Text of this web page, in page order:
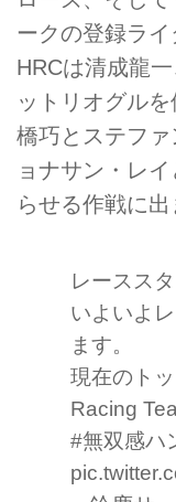
ークの登録ライ
HRCは清成龍
ットリオグル
橋巧とステフ
ョナサン・レ
らせる作戦に出
レースス
いよいよ
ます。
現在のト
Racing
#無双感ハ